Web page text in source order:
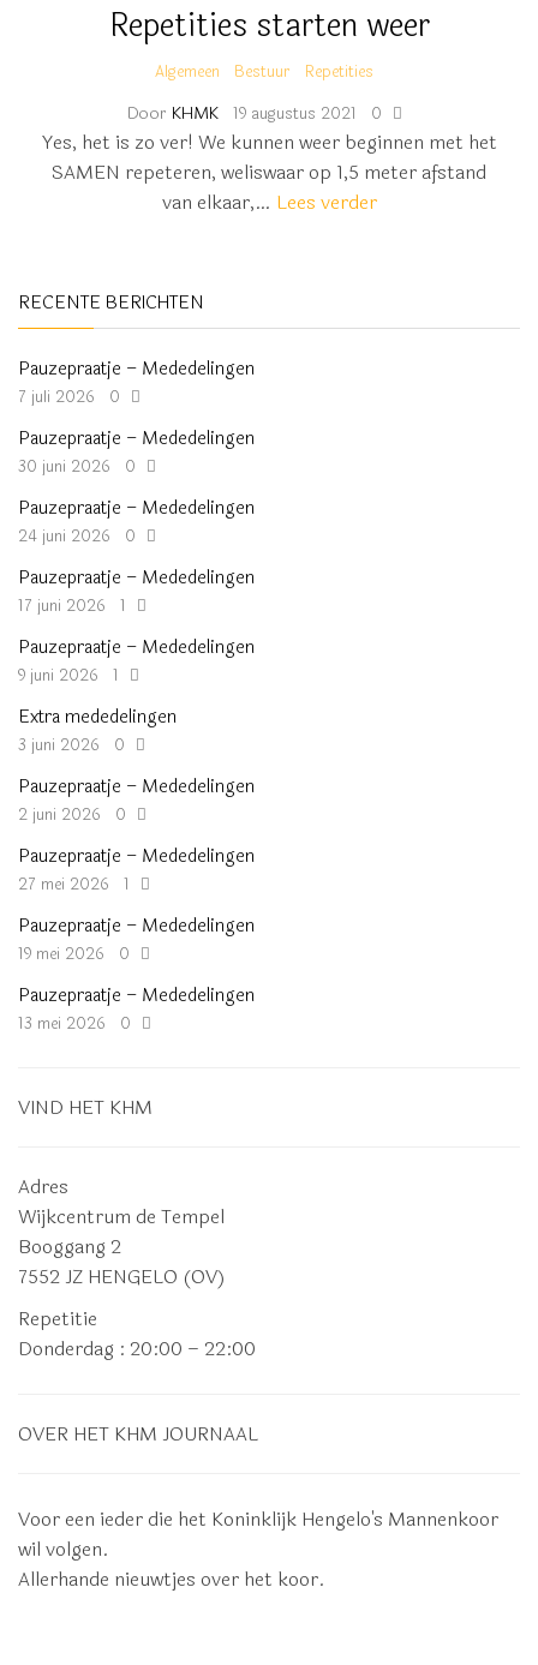
Repetities starten weer
Algemeen Bestuur Repetities
Door KHMK 19 augustus 2021 0
Yes, het is zo ver! We kunnen weer beginnen met het
SAMEN repeteren, weliswaar op 1,5 meter afstand
van elkaar,… Lees verder
RECENTE BERICHTEN
Pauzepraatje – Mededelingen
7 juli 2026 0
Pauzepraatje – Mededelingen
30 juni 2026 0
Pauzepraatje – Mededelingen
24 juni 2026 0
Pauzepraatje – Mededelingen
17 juni 2026 1
Pauzepraatje – Mededelingen
9 juni 2026 1
Extra mededelingen
3 juni 2026 0
Pauzepraatje – Mededelingen
2 juni 2026 0
Pauzepraatje – Mededelingen
27 mei 2026 1
Pauzepraatje – Mededelingen
19 mei 2026 0
Pauzepraatje – Mededelingen
13 mei 2026 0
VIND HET KHM
Adres
Wijkcentrum de Tempel
Booggang 2
7552 JZ HENGELO (OV)
Repetitie
Donderdag : 20:00 – 22:00
OVER HET KHM JOURNAAL
Voor een ieder die het Koninklijk Hengelo's Mannenkoor
wil volgen.
Allerhande nieuwtjes over het koor.